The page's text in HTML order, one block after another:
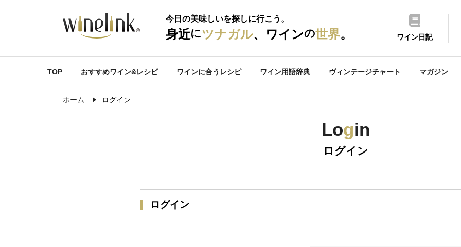
今日の美味しいを探しに行こう。
身近にツナガル、ワインの世界。 ワイン日記
TOP おすすめワイン&レシピ ワインに合うレシピ ワイン用語辞典 ヴィンテージチャート マガジン
ホーム ログイン
Login
ログイン
ログイン